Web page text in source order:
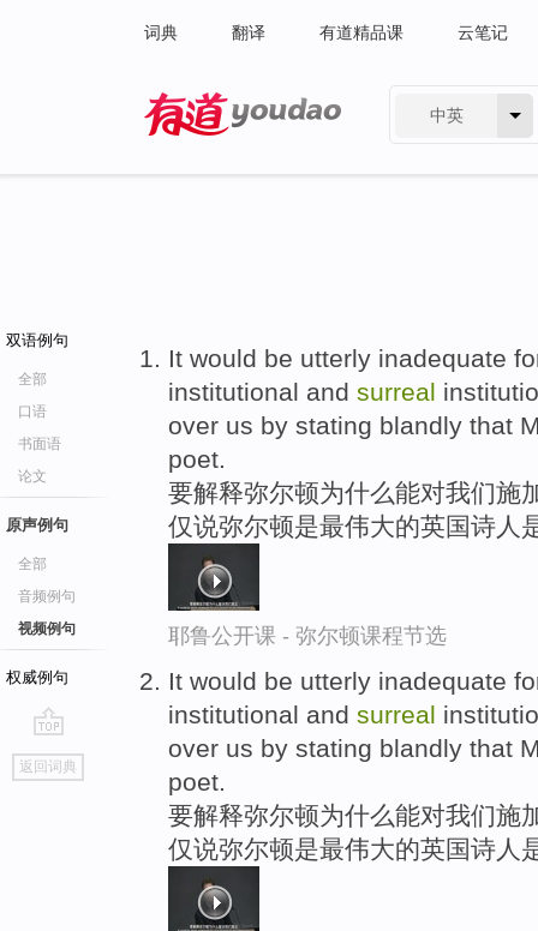
词典 翻译 有道精品课 云笔记
中英
双语例句
全部
口语
书面语
论文
原声例句
全部
音频例句
视频例句
权威例句
go
top
返回词典
It would be utterly inadequate
institutional and surreal
over us by stating blandly that
poet.
要解释弥尔顿为什么能对我们施
仅说弥尔顿是最伟大的英国诗人
耶鲁公开课 - 弥尔顿课程节选
It would be utterly inadequate
institutional and surreal
over us by stating blandly that
poet.
要解释弥尔顿为什么能对我们施
仅说弥尔顿是最伟大的英国诗人